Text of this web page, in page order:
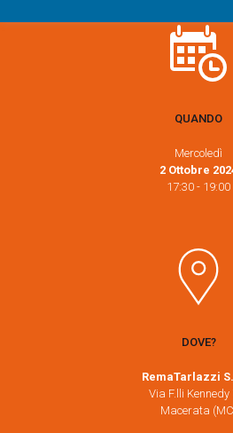
QUANDO
Mercoledì
2 Ottobre
17:30 - 19:00
DOVE?
RemaTarlazzi
Via F.lli Kennedy
Macerata